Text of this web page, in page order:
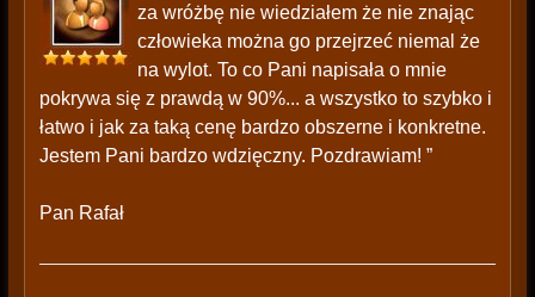
za wróżbę nie wiedziałem że nie znając
człowieka można go przejrzeć niemal że
na wylot. To co Pani napisała o mnie
pokrywa się z prawdą w 90%... a wszystko to szybko i
łatwo i jak za taką cenę bardzo obszerne i konkretne.
Jestem Pani bardzo wdzięczny. Pozdrawiam! ”
Pan Rafał